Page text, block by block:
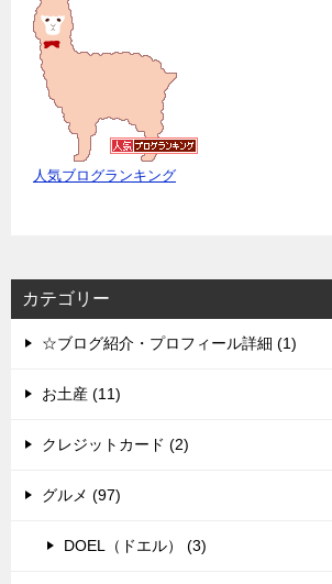
人気ブログランキング
カテゴリー
☆ブログ紹介・プロフィール詳細 (1)
お土産 (11)
クレジットカード (2)
グルメ (97)
DOEL（ドエル） (3)